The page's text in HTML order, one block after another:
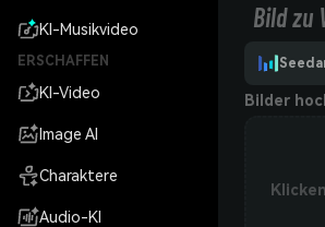
KI-Musikvideo
ERSCHAFFEN
KI-Video
Image AI
Charaktere
Audio-KI
Bild zu
Bilder